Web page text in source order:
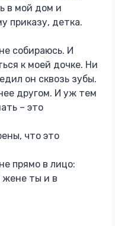
в мой дом и
приказу, детка.
собираюсь. И
к моей дочке. Ни
он сквозь зубы.
другом. И уж тем
– это
что это
прямо в лицо:
жене ты и в